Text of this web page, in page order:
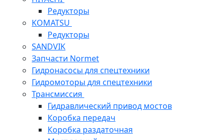
Редукторы
KOMATSU
Редукторы
SANDVIK
Запчасти Normet
Гидронасосы для спецтехники
Гидромоторы для спецтехники
Трансмиссия
Гидравлический привод мостов
Коробка передач
Коробка раздаточная